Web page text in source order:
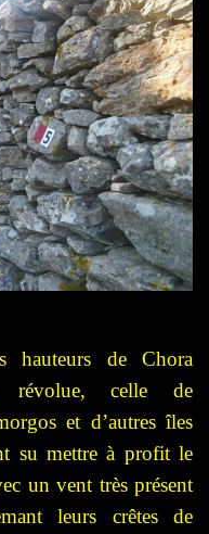
hauteurs de Chora
révolue, celle de
et d’autresîles
su mettre à profit le
un vent très présent
leurs crêtes de